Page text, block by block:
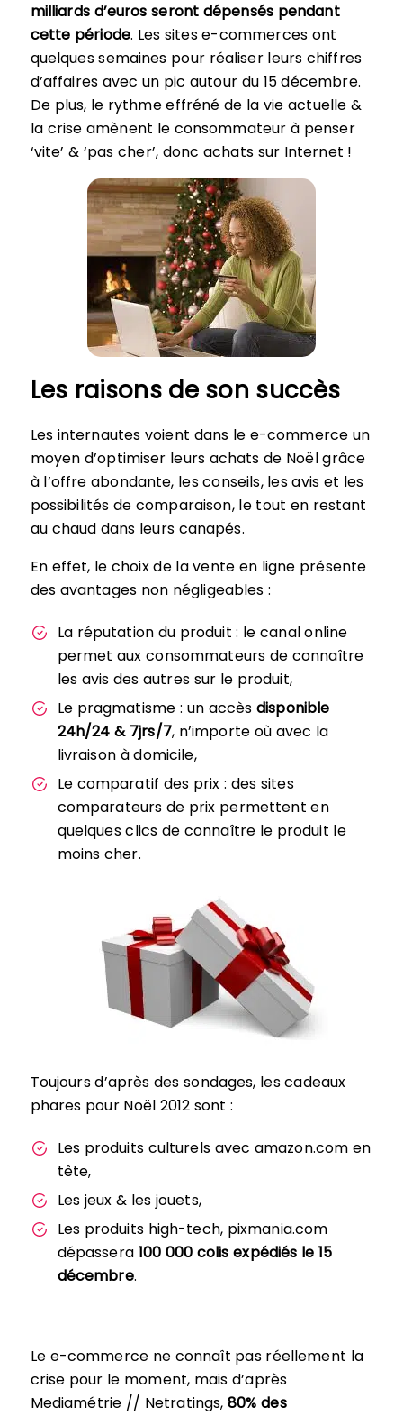
milliards d’euros seront dépensés pendant
cette période. Les sites e-commerces ont
quelques semaines pour réaliser leurs chiffres
d’affaires avec un pic autour du 15 décembre.
De plus, le rythme effréné de la vie actuelle &
la crise amènent le consommateur à penser
‘vite’ & ‘pas cher’, donc achats sur Internet !
Les raisons de son succès
Les internautes voient dans le e-commerce un
moyen d’optimiser leurs achats de Noël grâce
à l’offre abondante, les conseils, les avis et les
possibilités de comparaison, le tout en restant
au chaud dans leurs canapés.
En effet, le choix de la vente en ligne présente
des avantages non négligeables :
La réputation du produit : le canal online
permet aux consommateurs de connaître
les avis des autres sur le produit,
Le pragmatisme : un accès disponible
24h/24 & 7jrs/7, n’importe où avec la
livraison à domicile,
Le comparatif des prix : des sites
comparateurs de prix permettent en
quelques clics de connaître le produit le
moins cher.
Toujours d’après des sondages, les cadeaux
phares pour Noël 2012 sont :
Les produits culturels avec amazon.com en
tête,
Les jeux & les jouets,
Les produits high-tech, pixmania.com
dépassera 100 000 colis expédiés le 15
décembre.
Le e-commerce ne connaît pas réellement la
crise pour le moment, mais d’après
Mediamétrie // Netratings,80% des